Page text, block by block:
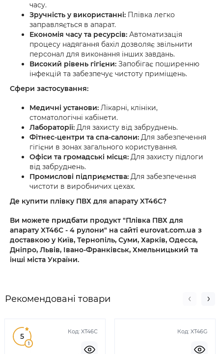
часу.
Зручність у використанні: Плівка легко
заправляється в апарат.
Економія часу та ресурсів: Автоматизація
процесу надягання бахіл дозволяє звільнити
персонал для виконання інших завдань.
Високий рівень гігієни: Запобігає поширенню
інфекцій та забезпечує чистоту приміщень.
Сфери застосування:
Медичні установи: Лікарні, клініки,
стоматологічні кабінети.
Лабораторії: Для захисту від забруднень.
Фітнес-центри та спа-салони: Для забезпечення
гігієни в зонах загального користування.
Офіси та громадські місця: Для захисту підлоги
від забруднень.
Промислові підприємства: Для забезпечення
чистоти в виробничих цехах.
Де купити плівку ПВХ для апарату XT46C?
Ви можете придбати продукт "Плівка ПВХ для
апарату XT46C - 4 рулони" на сайті eurovat.com.ua з
доставкою у Київ, Тернопіль, Суми, Харків, Одесса,
Дніпро, Львів, Івано-Франківськ, Хмельницький та
інші міста України.
Рекомендовані товари
Код: XT46C
5
1
Код: XT46G